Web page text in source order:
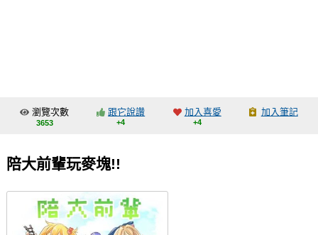
交流中心
會員功能選單
會員中心
註冊會員
瀏覽次數
3653
跟它說讚
+4
加入喜愛
+4
加入筆記
陪大前輩玩麥塊!!